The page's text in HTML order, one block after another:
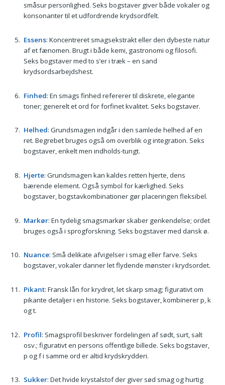
småsur personlighed. Seks bogstaver giver både vokaler og
konsonanter til et udfordrende krydsordfelt.
Essens: Koncentreret smagsekstrakt eller den dybeste natur
af et fænomen. Brugt i både kemi, gastronomi og filosofi.
Seks bogstaver med to s’er i træk – en sand
krydsordsarbejdshest.
Finhed: En smags finhed refererer til diskrete, elegante
toner; generelt et ord for forfinet kvalitet. Seks bogstaver.
Helhed: Grundsmagen indgår i den samlede helhed af en
ret. Begrebet bruges også om overblik og integration. Seks
bogstaver, enkelt men indholds-tungt.
Hjerte: Grundsmagen kan kaldes retten hjerte, dens
bærende element. Også symbol for kærlighed. Seks
bogstaver, bogstavkombinationer gør placeringen fleksibel.
Markør: En tydelig smagsmarkør skaber genkendelse; ordet
bruges også i sprogforskning. Seks bogstaver med dansk ø.
Nuance: Små delikate afvigelser i smag eller farve. Seks
bogstaver, vokaler danner let flydende mønster i krydsordet.
Pikant: Fransk lån for krydret, let skarp smag; figurativt om
pikante detaljer i en historie. Seks bogstaver, kombinerer p, k
og t.
Profil: Smagsprofil beskriver fordelingen af sødt, surt, salt
osv.; figurativt en persons offentlige billede. Seks bogstaver,
p og f i samme ord er altid krydskrydderi.
Sukker: Det hvide krystalstof der giver sød smag og hurtig